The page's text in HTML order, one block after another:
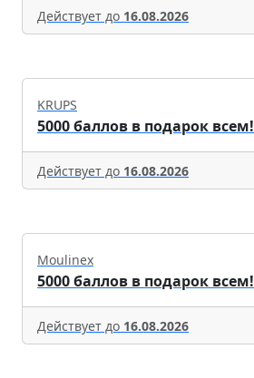
Действует до 16.08.2026
KRUPS
5000 баллов в подарок всем!
Действует до 16.08.2026
Moulinex
5000 баллов в подарок всем!
Действует до 16.08.2026